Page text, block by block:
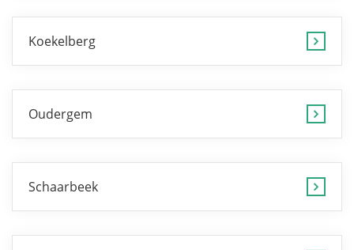
Koekelberg
Oudergem
Schaarbeek